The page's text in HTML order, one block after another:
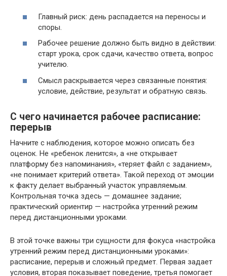
Главный риск: день распадается на переносы и
споры.
Рабочее решение должно быть видно в действии:
старт урока, срок сдачи, качество ответа, вопрос
учителю.
Смысл раскрывается через связанные понятия:
условие, действие, результат и обратную связь.
С чего начинается рабочее расписание:
перерыв
Начните с наблюдения, которое можно описать без
оценок. Не «ребенок ленится», а «не открывает
платформу без напоминания», «теряет файл с заданием»,
«не понимает критерий ответа». Такой переход от эмоции
к факту делает выбранный участок управляемым.
Контрольная точка здесь — домашнее задание;
практический ориентир — настройка утренний режим
перед дистанционными уроками.
В этой точке важны три сущности для фокуса «настройка
утренний режим перед дистанционными уроками»:
расписание, перерыв и сложный предмет. Первая задает
условия, вторая показывает поведение, третья помогает